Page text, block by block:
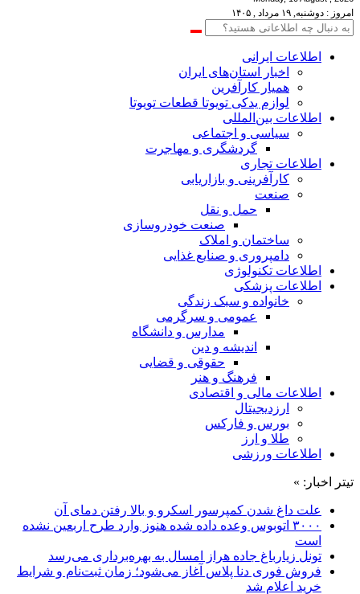
امروز : دوشنبه, ۱۹ مرداد , ۱۴۰۵
اطلاعات‌ ‎ایرانی
اخبار استان‌های ایران
همیار کارآفرین
لوازم یدکی تویوتا قطعات تویوتا
اطلاعات بین‌المللی
سیاسی و اجتماعی
گردشگری و مهاجرت
اطلاعات تجاری
کارآفرینی و بازاریابی
صنعت
حمل و نقل
صنعت خودروسازی
ساختمان و املاک
دامپروری و صنایع غذایی
اطلاعات تکنولوژی
اطلاعات پزشکی
خانواده و سبک زندگی
عمومی و سرگرمی
مدارس و دانشگاه
اندیشه و دین
حقوقی و قضایی
فرهنگ و هنر
اطلاعات مالی و اقتصادی
ارزدیجیتال
بورس و فارکس
طلا و ارز
اطلاعات ورزشی
تیتر اخبار: »
علت داغ شدن کمپرسور اسکرو و بالا رفتن دمای آن
۳۰۰۰ اتوبوس وعده داده شده هنوز وارد طرح اربعین نشده
است
تونل زیارباغ جاده هراز امسال به بهره‌برداری می‌رسد
فروش فوری دنا پلاس آغاز می‌شود؛ زمان ثبت‌نام و شرایط
خرید اعلام شد